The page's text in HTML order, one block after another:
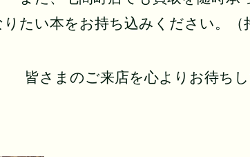
たい本をお持ち込みください。（
皆さまのご来店を心よりお待ちし